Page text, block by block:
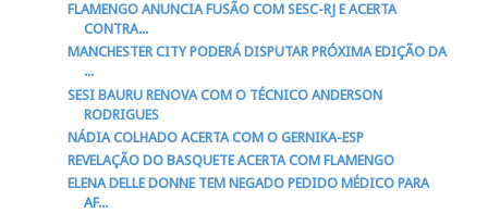
FLAMENGO ANUNCIA FUSÃO COM SESC-RJ E ACERTA
CONTRA...
MANCHESTER CITY PODERÁ DISPUTAR PRÓXIMA EDIÇÃO DA
...
SESI BAURU RENOVA COM O TÉCNICO ANDERSON
RODRIGUES
NÁDIA COLHADO ACERTA COM O GERNIKA-ESP
REVELAÇÃO DO BASQUETE ACERTA COM FLAMENGO
ELENA DELLE DONNE TEM NEGADO PEDIDO MÉDICO PARA
AF...